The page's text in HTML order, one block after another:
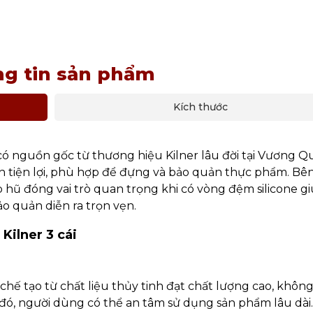
tin sản phẩm
Kích thước
nguồn gốc từ thương hiệu Kilner lâu đời tại Vương
tiện lợi, phù hợp để đựng và bảo quản thực phẩm.
đóng vai trò quan trọng khi có vòng đệm silicone
quản diễn ra trọn vẹn.
3 cái
tạo từ chất liệu thủy tinh đạt chất lượng cao,
người dùng có thể an tâm sử dụng sản phẩm lâu